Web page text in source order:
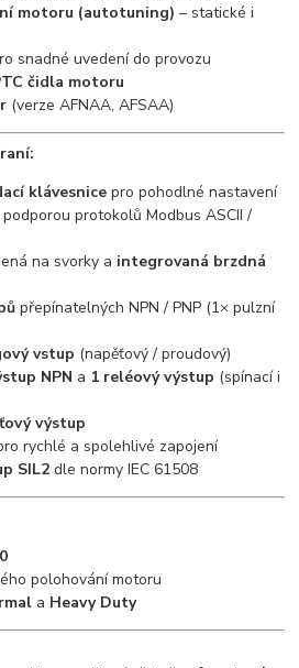
motoru (autotuning) – statické i
snadné uvedení do provozu
čidla motoru
(verze AFNAA, AFSAA)
klávesnice pro pohodlné nastavení
protokolů Modbus ASCII /
na svorky a integrovaná brzdná
přepínatelných NPN / PNP (1× pulzní
vstup (napěťový / proudový)
NPN a 1 reléový výstup (spínací i
výstup
rychlé a spolehlivé zapojení
SIL2 dle normy IEC 61508
polohování motoru
a Heavy Duty